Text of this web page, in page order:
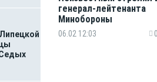
генерал-лейтенанта
Минобороны
06.02 12:03 0